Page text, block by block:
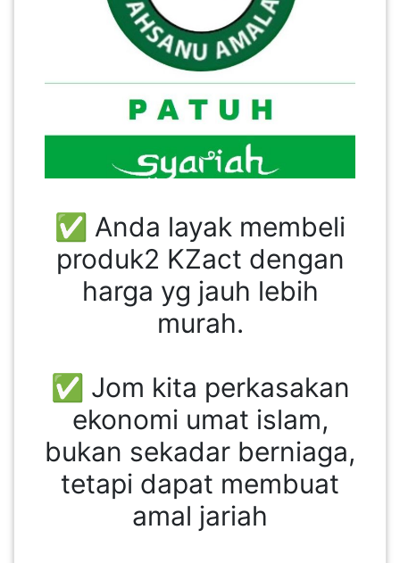
✅ Anda layak membeli
produk2 KZact dengan
harga yg jauh lebih
murah.
✅ Jom kita perkasakan
ekonomi umat islam,
bukan sekadar berniaga,
tetapi dapat membuat
amal jariah